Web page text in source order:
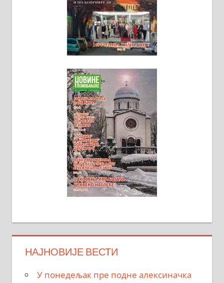
НАЈНОВИЈЕ ВЕСТИ
У понедељак пре подне алексиначка